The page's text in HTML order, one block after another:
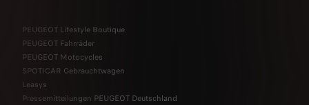
PEUGEOT Lifestyle Boutique
PEUGEOT Fahrräder
PEUGEOT Motocycles
SPOTICAR Gebrauchtwagen
Leasys
Pressemitteilungen PEUGEOT Deutschland